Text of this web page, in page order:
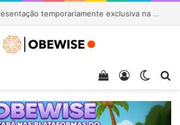
Sem volta! Sony confirma nas embalagens do PS5 o fim dos jogos físicos
Entrar
Veja seu